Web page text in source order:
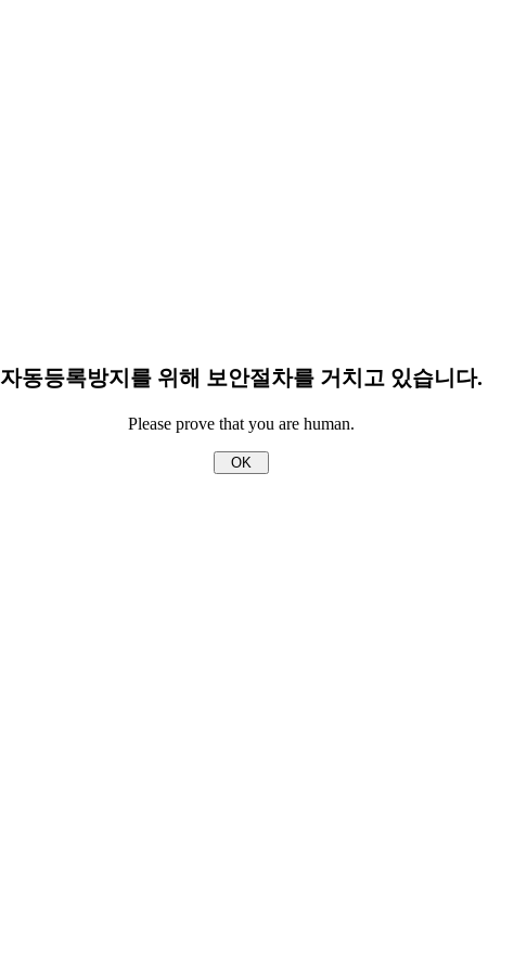
자동등록방지를 위해 보안절차를 거치고 있습니다.
Please prove that you are human.